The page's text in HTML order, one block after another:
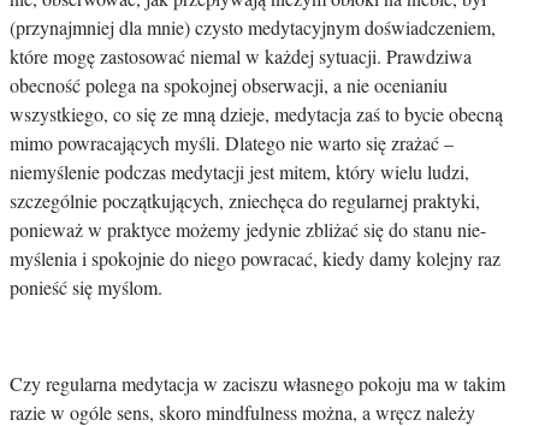
(przynajmniej dla mnie) czysto medytacyjnym doświadczeniem,
które mogę zastosować niemal w każdej sytuacji. Prawdziwa
obecność polega na spokojnej obserwacji, a nie ocenianiu
wszystkiego, co się ze mną dzieje, medytacja zaś to bycie obecną
mimo powracających myśli. Dlatego nie warto się zrażać –
niemyślenie podczas medytacji jest mitem, który wielu ludzi,
szczególnie początkujących, zniechęca do regularnej praktyki,
ponieważ w praktyce możemy jedynie zbliżać się do stanu nie-
myślenia i spokojnie do niego powracać, kiedy damy kolejny raz
ponieść się myślom.
Czy regularna medytacja w zaciszu własnego pokoju ma w takim
razie w ogóle sens, skoro mindfulness można, a wręcz należy